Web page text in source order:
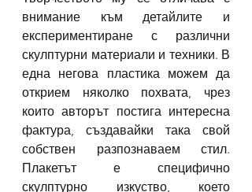
внимание към детайлите и
експериментиране с различни
скулптурни материали и техники. В
една негова пластика можем да
открием няколко похвата, чрез
които авторът постига интересна
фактура, създавайки така свой
собствен разпознаваем стил.
Плакетът е специфично
скулптурно изкуство, което